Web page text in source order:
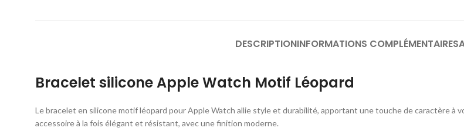
DESCRIPTIONINFORMATIONS COMPLÉMENTAIRES
Bracelet silicone Apple Watch Motif Léopard
Le bracelet en silicone motif léopard pour Apple Watch allie style et durabilité, apportant une touche de caractère
accessoire à la fois élégant et résistant, avec une finition moderne.